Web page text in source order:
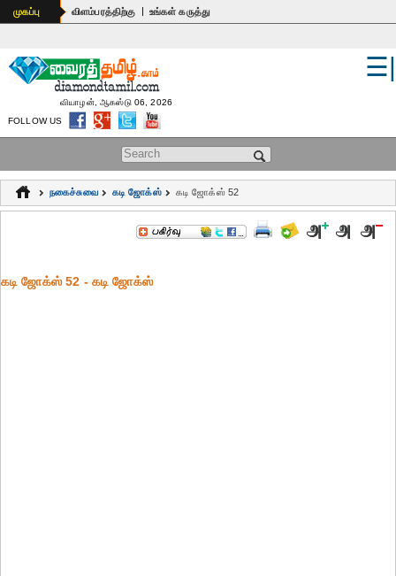
உலகம்
பொதுஅறிவு
கல்வி
ஆன்மிகம்
மருத்துவம்
முகப்பு விளம்பரத்திற்கு | உங்கள் கருத்து
Search form
☰|
வியாழன், ஆகஸ்டு 06, 2026
FOLLOW US
நகைச்சுவை கடி ஜோக்ஸ் கடி ஜோக்ஸ் 52
கடி ஜோக்ஸ் 52 - கடி ஜோக்ஸ்